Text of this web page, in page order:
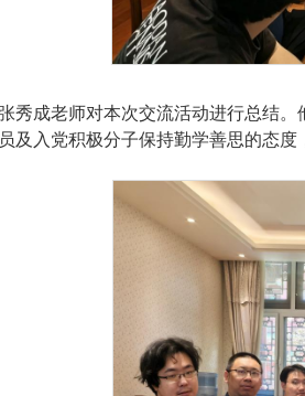
秀成老师对本次交流活动进行总结。
及入党积极分子保持勤学善思的态度